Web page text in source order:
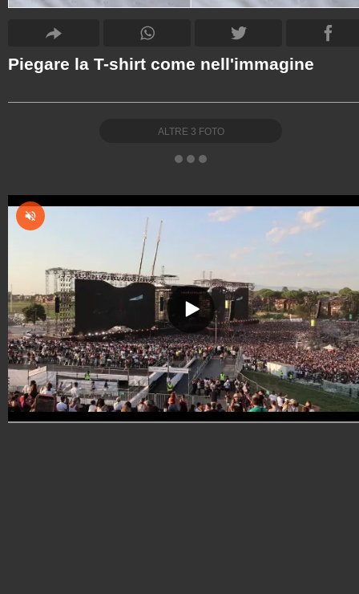
Piegare la T-shirt come nell'immagine
ALTRE 3 FOTO